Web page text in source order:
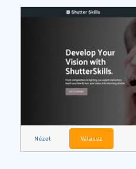
Nézet Válassz